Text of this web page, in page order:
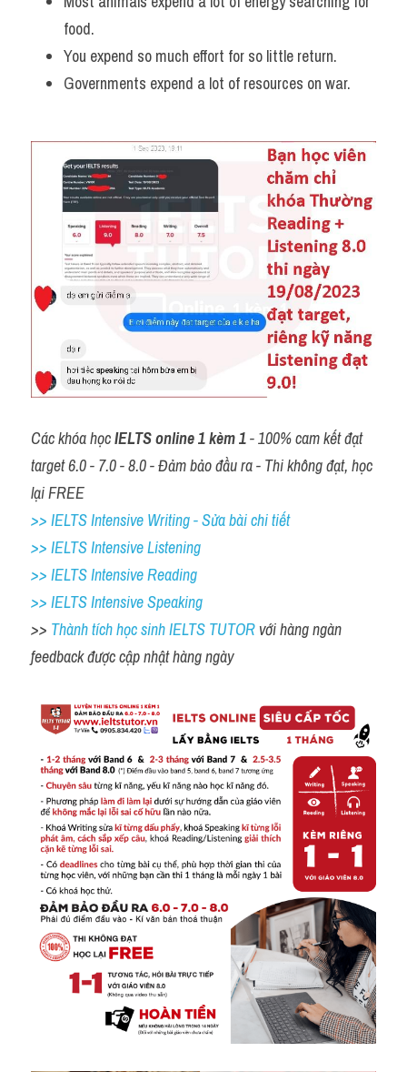
food.
You expend so much effort for so little return.
Governments expend a lot of resources on war.
Các khóa học IELTS online 1 kèm 1 - 100% cam kết đạt
target 6.0 - 7.0 - 8.0 - Đảm bảo đầu ra - Thi không đạt, học
lại FREE
>> IELTS Intensive Writing - Sửa bài chi tiết
>> IELTS Intensive Listening
>> IELTS Intensive Reading
>> IELTS Intensive Speaking
>> Thành tích học sinh IELTS TUTOR với hàng ngàn
feedback được cập nhật hàng ngày